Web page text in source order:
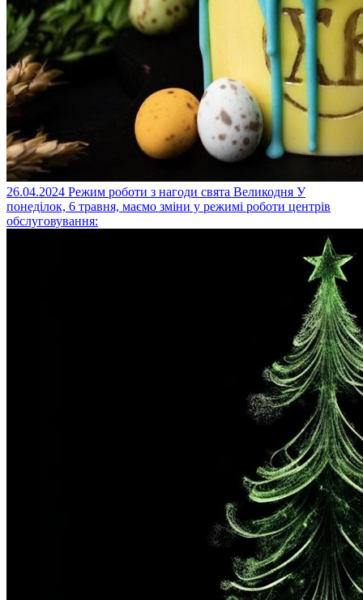
26.04.2024 Режим роботи з нагоди свята Великодня У
понеділок, 6 травня, маємо зміни у режимі роботи центрів
обслуговування: